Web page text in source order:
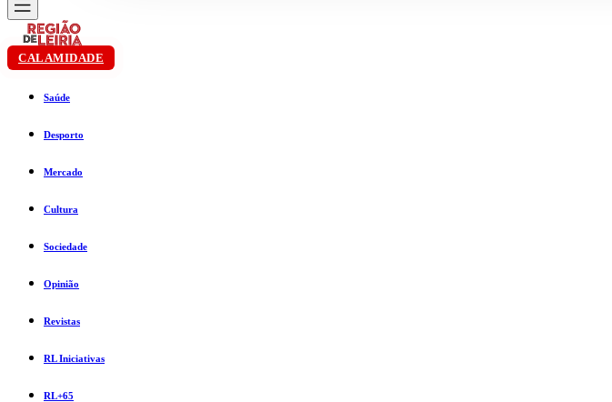
CALAMIDADE
Saúde
Desporto
Mercado
Cultura
Sociedade
Opinião
Revistas
RL Iniciativas
RL+65